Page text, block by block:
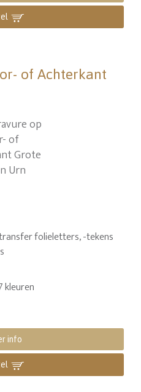
of Achterkant
folieletters, -tekens
kleuren
info